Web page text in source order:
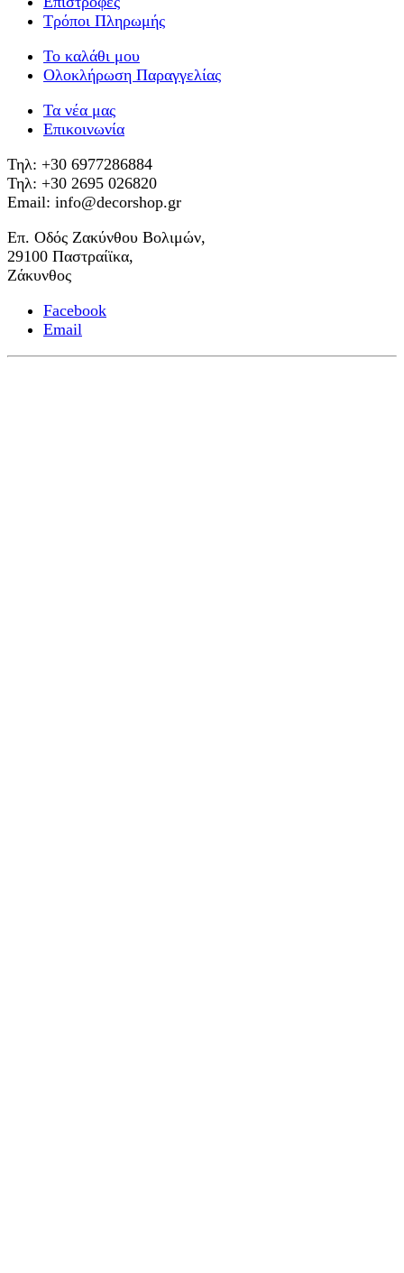
Τρόποι Πληρωμής
Το καλάθι μου
Ολοκλήρωση Παραγγελίας
Τα νέα μας
Επικοινωνία
Τηλ: +30 6977286884
Τηλ: +30 2695 026820
Email: info@decorshop.gr
Επ. Οδός Ζακύνθου Βολιμών,
29100 Παστραίϊκα,
Ζάκυνθος
Facebook
Email